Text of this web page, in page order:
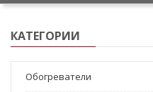
КАТЕГОРИИ
Обогреватели